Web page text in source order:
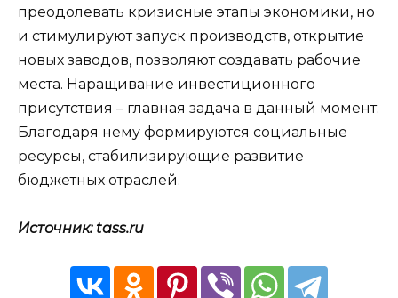
преодолевать кризисные этапы экономики, но
и стимулируют запуск производств, открытие
новых заводов, позволяют создавать рабочие
места. Наращивание инвестиционного
присутствия – главная задача в данный момент.
Благодаря нему формируются социальные
ресурсы, стабилизирующие развитие
бюджетных отраслей.
Источник: tass.ru